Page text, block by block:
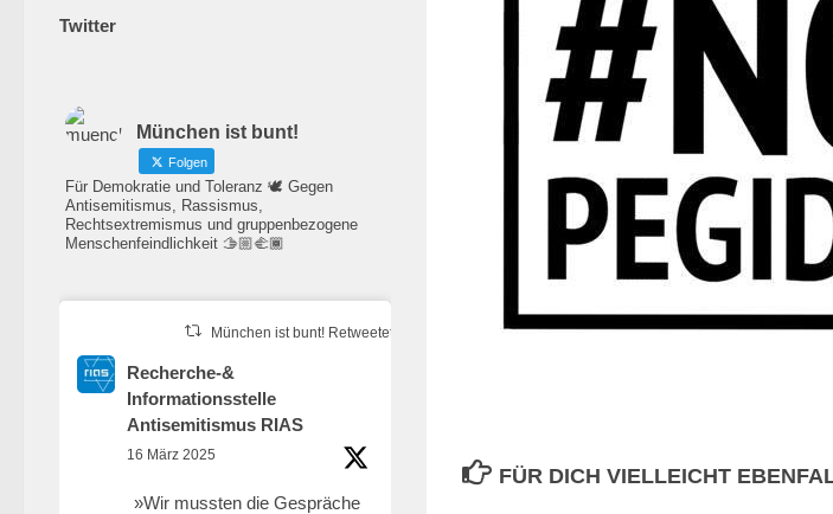
FÜR DICH VIELLEICHT
Twitter
München ist bunt!
Folgen
Für Demokratie und Toleranz 🕊️ Gegen
Antisemitismus, Rassismus,
Rechtsextremismus und gruppenbezogene
Menschenfeindlichkeit 🫱🏼‍🫲🏾
München ist bunt! Retweetet
Recherche-&
Informationsstelle
Antisemitismus RIAS
16 März 2025
»Wir mussten die Gespräche